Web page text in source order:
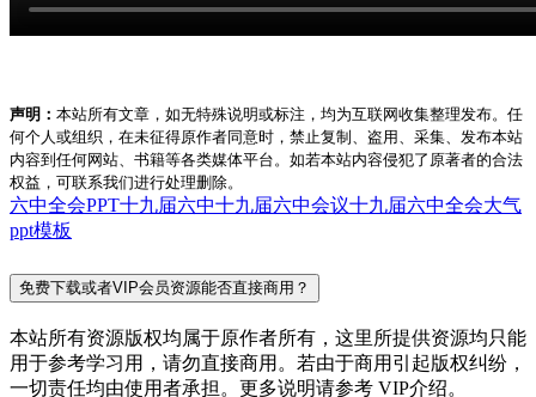
声明： 本站所有文章，如无特殊说明或标注，均为互联网收集整理发布。任
何个人或组织，在未征得原作者同意时，禁止复制、盗用、采集、发布本站
内容到任何网站、书籍等各类媒体平台。如若本站内容侵犯了原著者的合法
权益，可联系我们进行处理删除。
六中全会PPT十九届六中十九届六中会议十九届六中全会大气
ppt模板
免费下载或者VIP会员资源能否直接商用？
本站所有资源版权均属于原作者所有，这里所提供资源均只能
用于参考学习用，请勿直接商用。若由于商用引起版权纠纷，
一切责任均由使用者承担。更多说明请参考 VIP介绍。